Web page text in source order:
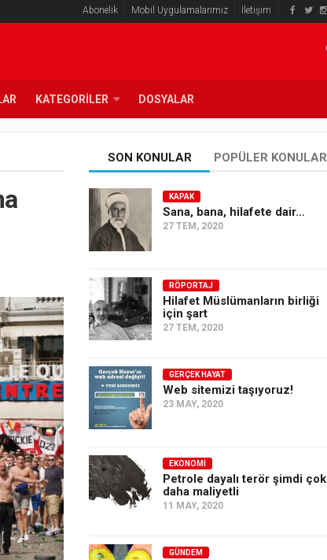
Abonelik Mobil Uygulamalarımız İletişim
KATEGORILER DOSYALAR
SON KONULAR POPÜLER KONULAR
KAPAK
Sana, bana, hilafete dair…
27 TEM, 2020
RÖPORTAJ
Hilafet Müslümanların birliği
için şart
27 TEM, 2020
GERÇEK HAYAT
Web sitemizi taşıyoruz!
23 MAY, 2020
EKONOMI
Petrole dayalı terör şimdi çok
daha maliyetli
11 MAY, 2020
GÜNDEM